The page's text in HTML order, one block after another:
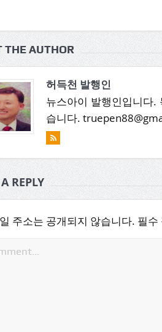
THE AUTHOR
허득천 발행인
뉴스아이 발행인입니다.
습니다.
REPLY
주소는 공개되지 않습니다. 필수